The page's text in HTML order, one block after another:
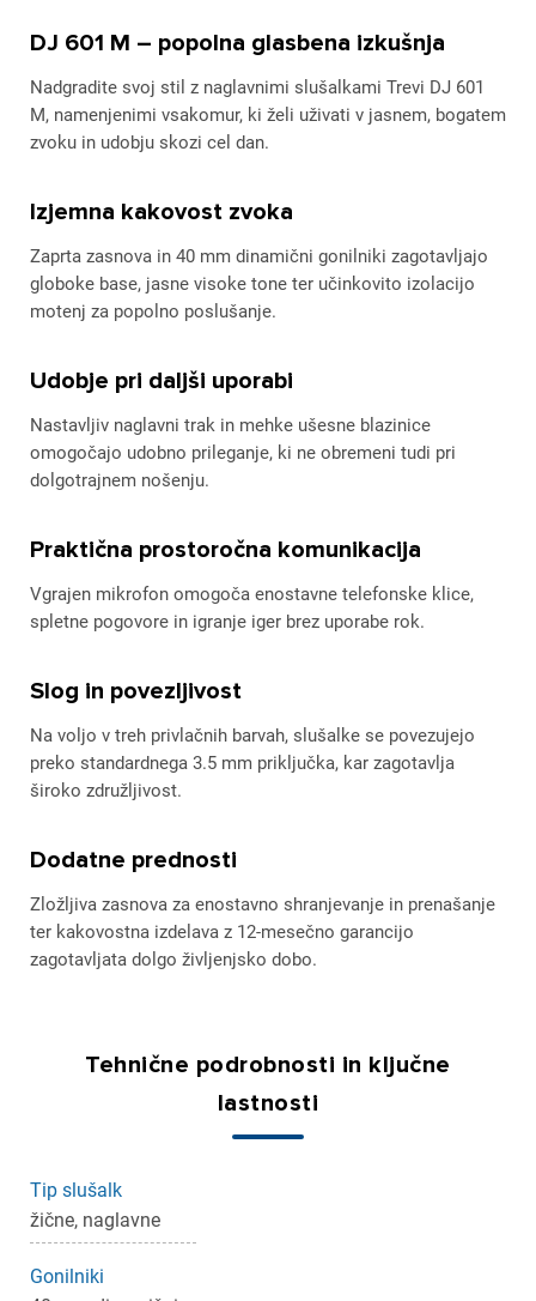
DJ 601 M – popolna glasbena izkušnja
Nadgradite svoj stil z naglavnimi slušalkami Trevi DJ 601
M, namenjenimi vsakomur, ki želi uživati v jasnem, bogatem
zvoku in udobju skozi cel dan.
Izjemna kakovost zvoka
Zaprta zasnova in 40 mm dinamični gonilniki zagotavljajo
globoke base, jasne visoke tone ter učinkovito izolacijo
motenj za popolno poslušanje.
Udobje pri daljši uporabi
Nastavljiv naglavni trak in mehke ušesne blazinice
omogočajo udobno prileganje, ki ne obremeni tudi pri
dolgotrajnem nošenju.
Praktična prostoročna komunikacija
Vgrajen mikrofon omogoča enostavne telefonske klice,
spletne pogovore in igranje iger brez uporabe rok.
Slog in povezljivost
Na voljo v treh privlačnih barvah, slušalke se povezujejo
preko standardnega 3.5 mm priključka, kar zagotavlja
široko združljivost.
Dodatne prednosti
Zložljiva zasnova za enostavno shranjevanje in prenašanje
ter kakovostna izdelava z 12-mesečno garancijo
zagotavljata dolgo življenjsko dobo.
Tehnične podrobnosti in ključne
lastnosti
Tip slušalk
žične, naglavne
Gonilniki